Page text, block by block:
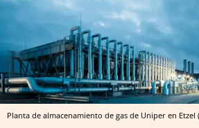
Planta de almacenamiento de gas de Uniper en Etzel